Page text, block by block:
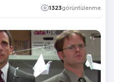
1323görüntülenme